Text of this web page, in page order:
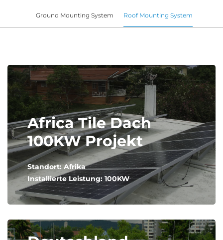
Ground Mounting System Roof Mounting System
Africa Tile Dach
100KW Projekt
Standort: Afrika
Installierte Leistung: 100KW